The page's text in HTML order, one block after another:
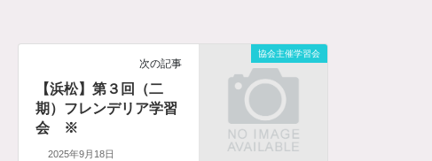
協会主催学習会
次の記事
【浜松】第３回（二
期）フレンデリア学習
会 ※
2025年9月18日